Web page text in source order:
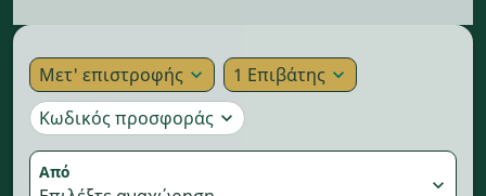
Μετ' επιστροφής expand_more 1 Επιβάτης expand_more
Κωδικός προσφοράς expand_more
Από
expand_more